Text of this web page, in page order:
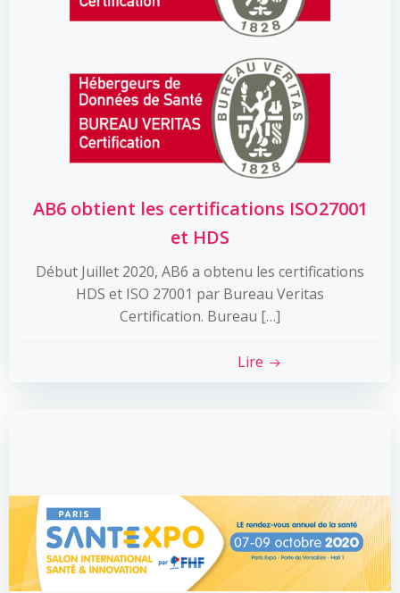
AB6 obtient les certifications ISO27001
et HDS
Début Juillet 2020, AB6 a obtenu les certifications
HDS et ISO 27001 par Bureau Veritas
Certification. Bureau […]
Lire